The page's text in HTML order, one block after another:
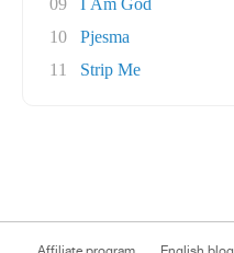
09
I Am God
10
Pjesma
11
Strip Me